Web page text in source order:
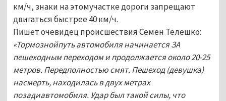
км/ч, знаки на этомучастке дороги запрещают
двигаться быстрее 40 км/ч.
Пишет очевидец происшествия Семен Телешко:
«Тормознойпуть автомобиля начинается ЗА
пешеходным переходом и продолжается около 20-25
метров. Передполностью смят. Пешеход (девушка)
насмерть, находилась в двух метрах
позадиавтомобиля. Удар был такой силы, что